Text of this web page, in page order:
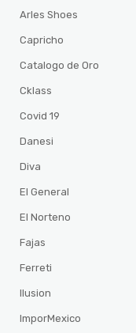
Arles Shoes
Capricho
Catalogo de Oro
Cklass
Covid 19
Danesi
Diva
El General
El Norteno
Fajas
Ferreti
Ilusion
ImporMexico